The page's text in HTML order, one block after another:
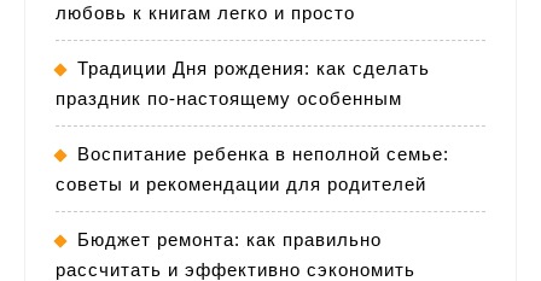
любовь к книгам легко и просто
Традиции Дня рождения: как сделать
праздник по-настоящему особенным
Воспитание ребенка в неполной семье:
советы и рекомендации для родителей
Бюджет ремонта: как правильно
рассчитать и эффективно сэкономить